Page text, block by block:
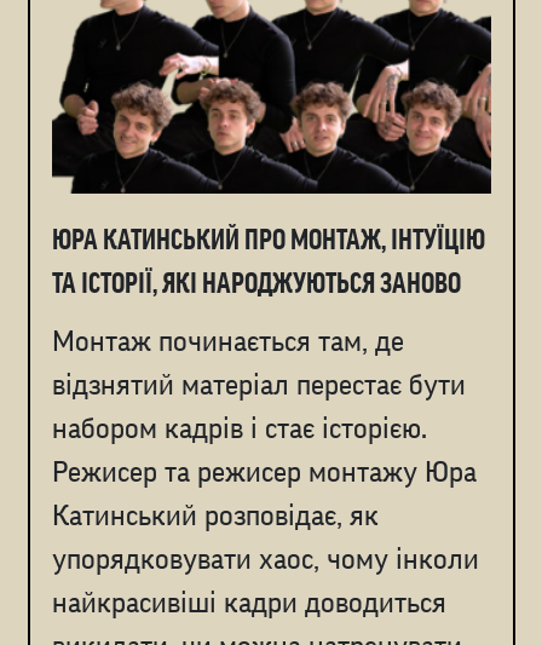
ЮРА КАТИНСЬКИЙ ПРО МОНТАЖ, ІНТУЇЦІЮ
ТА ІСТОРІЇ, ЯКІ НАРОДЖУЮТЬСЯ ЗАНОВО
Монтаж починається там, де
відзнятий матеріал перестає бути
набором кадрів і стає історією.
Режисер та режисер монтажу Юра
Катинський розповідає, як
упорядковувати хаос, чому інколи
найкрасивіші кадри доводиться